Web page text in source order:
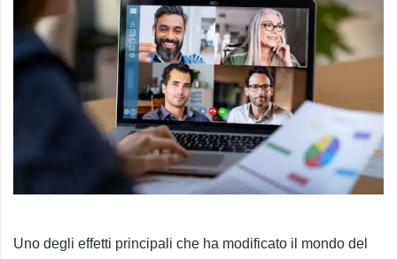
Uno degli effetti principali che ha modificato il mondo del